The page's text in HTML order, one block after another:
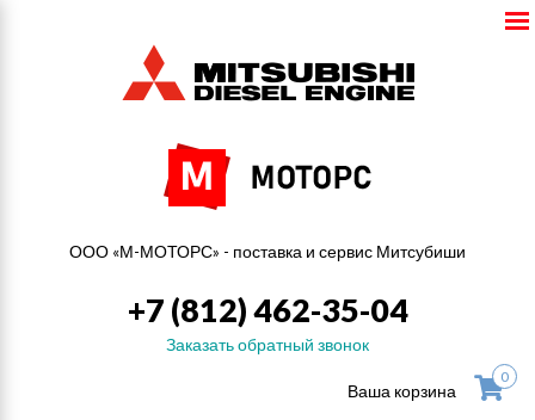
ООО «М-МОТОРС» - поставка и сервис Митсубиши
+7 (812) 462-35-04
Заказать обратный звонок
Ваша корзина
0